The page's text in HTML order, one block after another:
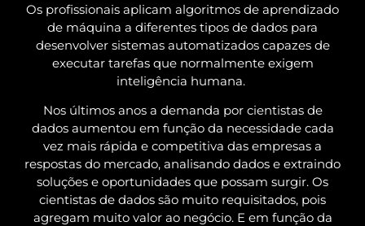
Os profissionais aplicam algoritmos de aprendizado
de máquina a diferentes tipos de dados para
desenvolver sistemas automatizados capazes de
executar tarefas que normalmente exigem
inteligência humana.
Nos últimos anos a demanda por cientistas de
dados aumentou em função da necessidade cada
vez mais rápida e competitiva das empresas a
respostas do mercado, analisando dados e extraindo
soluções e oportunidades que possam surgir. Os
cientistas de dados são muito requisitados, pois
agregam muito valor ao negócio. E em função da